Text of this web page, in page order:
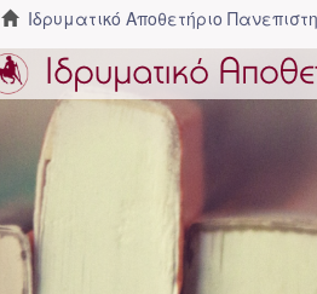
Ιδρυματικό Αποθετήριο